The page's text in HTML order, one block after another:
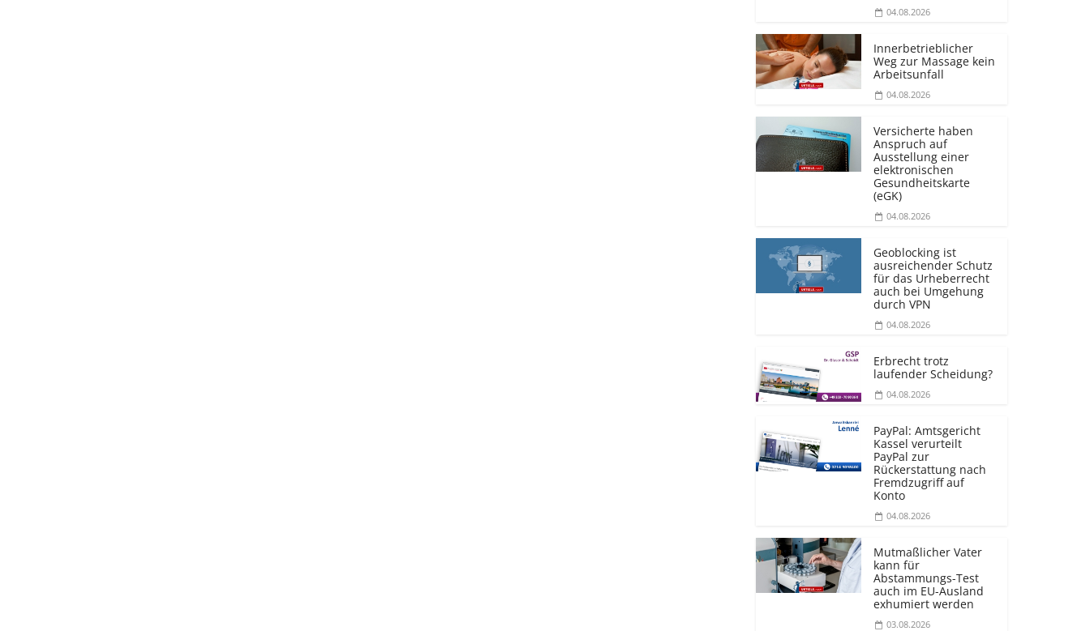
04.08.2026
Innerbetrieblicher
Weg zur Massage kein
Arbeitsunfall
04.08.2026
Versicherte haben
Anspruch auf
Ausstellung einer
elektronischen
Gesundheitskarte
(eGK)
04.08.2026
Geoblocking ist
ausreichender Schutz
für das Urheberrecht
auch bei Umgehung
durch VPN
04.08.2026
Erbrecht trotz
laufender Scheidung?
04.08.2026
PayPal: Amtsgericht
Kassel verurteilt
PayPal zur
Rückerstattung nach
Fremdzugriff auf
Konto
04.08.2026
Mutmaßlicher Vater
kann für
Abstammungs-Test
auch im EU-Ausland
exhumiert werden
03.08.2026